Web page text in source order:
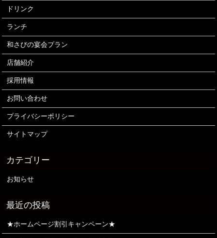
ドリンク
ランチ
和さびの宴会プラン
店舗紹介
採用情報
お問い合わせ
プライバシーポリシー
サイトマップ
お知らせ
★ホームページ割引キャンペーン★